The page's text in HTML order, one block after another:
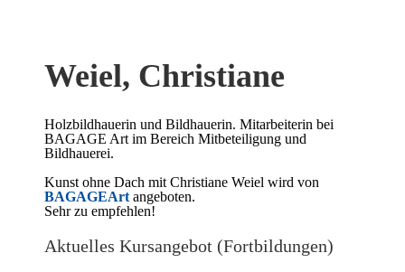
Weiel, Christiane
Holzbildhauerin und Bildhauerin. Mitarbeiterin bei
BAGAGE Art im Bereich Mitbeteiligung und
Bildhauerei.
Kunst ohne Dach mit Christiane Weiel wird von
BAGAGEArt angeboten.
Sehr zu empfehlen!
Aktuelles Kursangebot (Fortbildungen)